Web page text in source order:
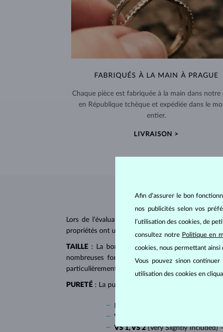
FABRIQUÉS À LA MAIN À PRAGUE
Chaque pièce est fabriquée à la main dans notre
en République tchèque et expédiée dans le
entier.
LIVRAISON >
Lors de l’évaluation et de la certification des
propriétés ont un impact majeur sur le prix d’un
TAILLE : La bonne taille donne au diamant son
nombreuses formes dites fantaisies, telles que
particulièrement populaire sur
PURETÉ : La pureté de diamant est déterminée
VVS 1, VVS 2
VS 1, VS 2(Very Slightly Included)
Afin d’assurer le bon
nos publicités selon vos
l’utilisation des cookies, de
consultez notre Politique en
cookies, nous permettant
Vous pouvez sinon
utilisation des cookies en